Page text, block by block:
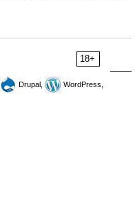
18+
Drupal,
WordPress,